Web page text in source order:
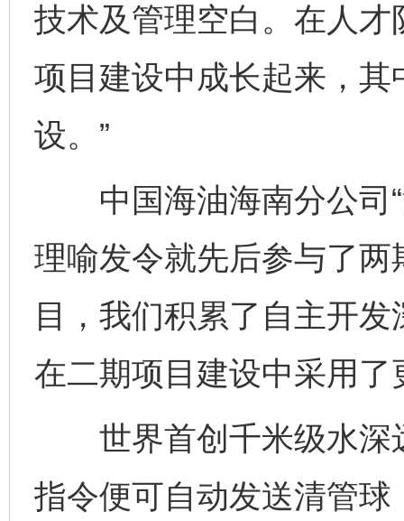
技术及管理空白。在人
项目建设中成长起来，
设。”
中国海油海南分公司“
理喻发令就先后参与了两
目，我们积累了自主开
在二期项目建设中采用了
世界首创千米级水深
指令便可自动发送清管